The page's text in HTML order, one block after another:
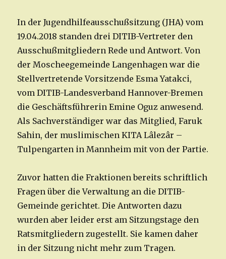
In der Jugendhilfeausschußsitzung (JHA) vom
19.04.2018 standen drei DITIB-Vertreter den
Ausschußmitgliedern Rede und Antwort. Von
der Moscheegemeinde Langenhagen war die
Stellvertretende Vorsitzende Esma Yatakci,
vom DITIB-Landesverband Hannover-Bremen
die Geschäftsführerin Emine Oguz anwesend.
Als Sachverständiger war das Mitglied, Faruk
Sahin, der muslimischen KITA Lâlezâr –
Tulpengarten in Mannheim mit von der Partie.
Zuvor hatten die Fraktionen bereits schriftlich
Fragen über die Verwaltung an die DITIB-
Gemeinde gerichtet. Die Antworten dazu
wurden aber leider erst am Sitzungstage den
Ratsmitgliedern zugestellt. Sie kamen daher
in der Sitzung nicht mehr zum Tragen.